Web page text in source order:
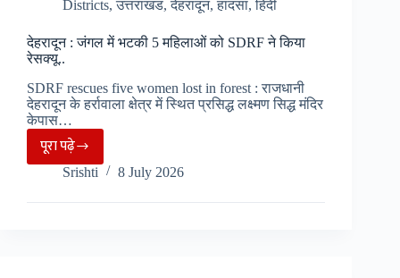
अंतरिम
High
Court
का
सरकार
व
विश्वविद्यालय
Districts,उत्तराखंड,देहरादून,हादसा,हिंदी
देहरादून : जंगल में भटकी 5 महिलाओं को SDRF ने किया
रेसक्यू..
SDRF rescues five women lost in forest : राजधानी
देहरादून के हर्रावाला क्षेत्र में स्थित प्रसिद्ध लक्ष्मण सिद्ध मंदिर
केपास…
पूरा पढ़ेदेहरादून
:
जंगल
Srishti 8 July 2026